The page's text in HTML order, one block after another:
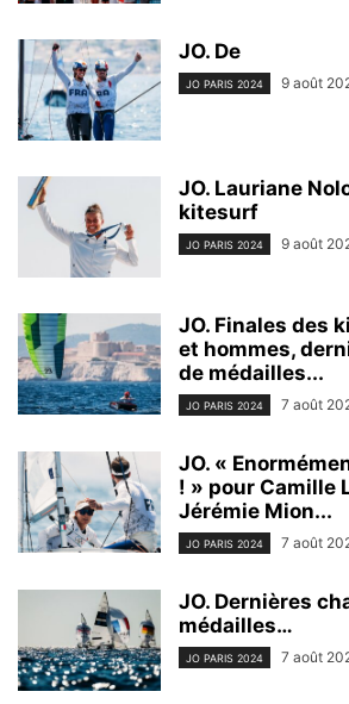
JO. De
JO PARIS 2024 9 août
JO. Lauriane
kitesurf
JO PARIS 2024 9 août
JO. Finales des
et hommes,
de médailles...
JO PARIS 2024 7 août
JO. «
! » pour Camille
Jérémie Mion...
JO PARIS 2024 7 août
JO. Dernières
médailles…
JO PARIS 2024 7 août